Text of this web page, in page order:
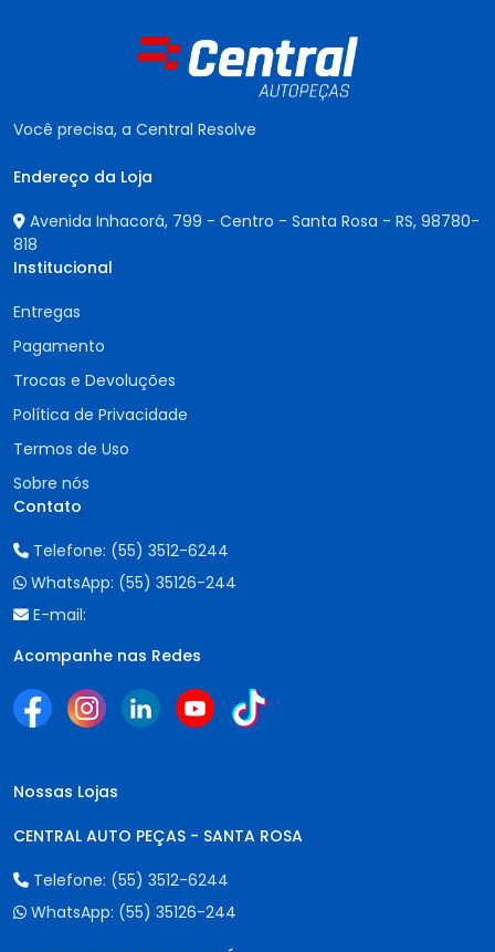
Você precisa, a Central Resolve
Endereço da Loja
Avenida Inhacorá, 799 - Centro - Santa Rosa - RS, 98780-
818
Institucional
Entregas
Pagamento
Trocas e Devoluções
Política de Privacidade
Termos de Uso
Sobre nós
Contato
Telefone: (55) 3512-6244
WhatsApp: (55) 35126-244
E-mail:
Acompanhe nas Redes
Nossas Lojas
CENTRAL AUTO PEÇAS - SANTA ROSA
Telefone: (55) 3512-6244
WhatsApp: (55) 35126-244